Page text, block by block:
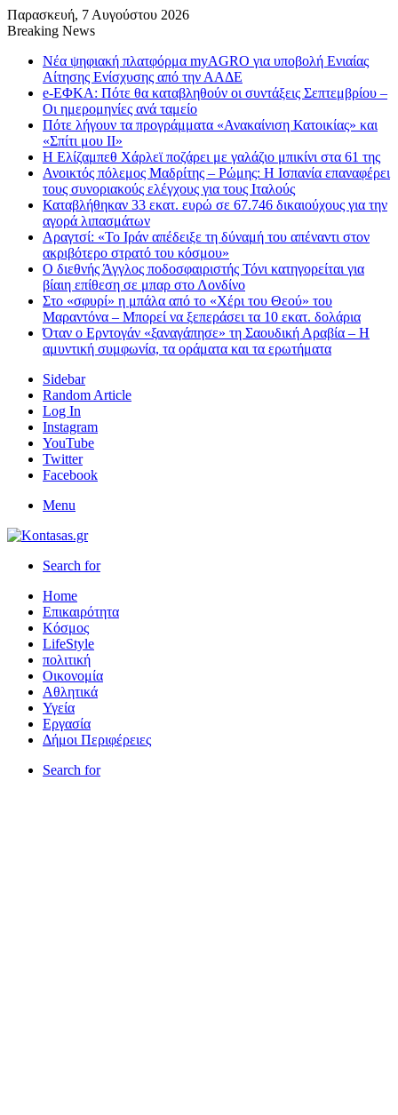
Παρασκευή, 7 Αυγούστου 2026
Breaking News
Νέα ψηφιακή πλατφόρμα myAGRO για υποβολή Ενιαίας
Αίτησης Ενίσχυσης από την ΑΑΔΕ
e-ΕΦΚΑ: Πότε θα καταβληθούν οι συντάξεις Σεπτεμβρίου –
Οι ημερομηνίες ανά ταμείο
Πότε λήγουν τα προγράμματα «Ανακαίνιση Κατοικίας» και
«Σπίτι μου ΙΙ»
Η Ελίζαμπεθ Χάρλεϊ ποζάρει με γαλάζιο μπικίνι στα 61 της
Ανοικτός πόλεμος Μαδρίτης – Ρώμης: Η Ισπανία επαναφέρει
τους συνοριακούς ελέγχους για τους Ιταλούς
Καταβλήθηκαν 33 εκατ. ευρώ σε 67.746 δικαιούχους για την
αγορά λιπασμάτων
Αραγτσί: «Το Ιράν απέδειξε τη δύναμή του απέναντι στον
ακριβότερο στρατό του κόσμου»
Ο διεθνής Άγγλος ποδοσφαιριστής Τόνι κατηγορείται για
βίαιη επίθεση σε μπαρ στο Λονδίνο
Στο «σφυρί» η μπάλα από το «Χέρι του Θεού» του
Μαραντόνα – Μπορεί να ξεπεράσει τα 10 εκατ. δολάρια
Όταν ο Ερντογάν «ξαναγάπησε» τη Σαουδική Αραβία – Η
αμυντική συμφωνία, τα οράματα και τα ερωτήματα
Sidebar
Random Article
Log In
Instagram
YouTube
Twitter
Facebook
Menu
Search for
Home
Επικαιρότητα
Κόσμος
LifeStyle
πολιτική
Οικονομία
Αθλητικά
Υγεία
Εργασία
Δήμοι Περιφέρειες
Search for